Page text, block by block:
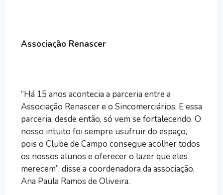
Associação Renascer
“Há 15 anos acontecia a parceria entre a
Associação Renascer e o Sincomerciários. E essa
parceria, desde então, só vem se fortalecendo. O
nosso intuito foi sempre usufruir do espaço,
pois o Clube de Campo consegue acolher todos
os nossos alunos e oferecer o lazer que eles
merecem”, disse a coordenadora da associação,
Ana Paula Ramos de Oliveira.